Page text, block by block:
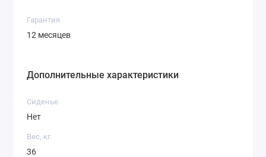
Гарантия
12 месяцев
Дополнительные характеристики
Сиденье
Нет
Вес, кг
36